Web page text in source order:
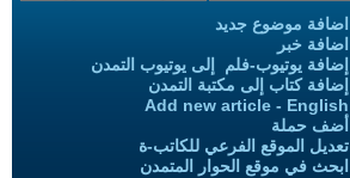
اضافة موضوع جديد
اضافة خبر
إضافة يوتيوب-فلم إلى يوتيوب التمدن
إضافة كتاب إلى مكتبة التمدن
Add new article - English
أضف حملة
تعديل الموقع الفرعي للكاتب-ة
ابحث في موقع الحوار المتمدن